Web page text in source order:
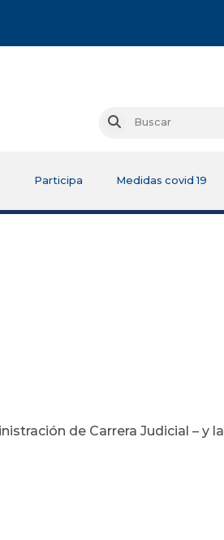
Buscar
Participa Medidas covid 19
de Carrera Judicial – y la